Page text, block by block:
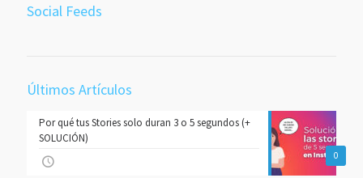
Social Feeds
Últimos Artículos
0
Por qué tus Stories solo duran 3 o 5 segundos (+
SOLUCIÓN)